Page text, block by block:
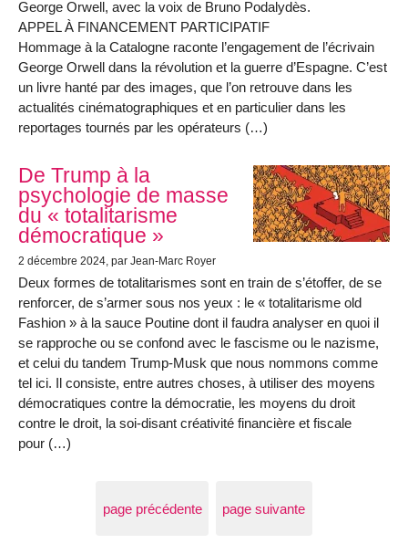
George Orwell, avec la voix de Bruno Podalydès.
APPEL À FINANCEMENT PARTICIPATIF
Hommage à la Catalogne raconte l’engagement de l’écrivain
George Orwell dans la révolution et la guerre d’Espagne. C’est
un livre hanté par des images, que l’on retrouve dans les
actualités cinématographiques et en particulier dans les
reportages tournés par les opérateurs (…)
De Trump à la
psychologie de masse
du « totalitarisme
démocratique »
2 décembre 2024 , par Jean-Marc Royer
Deux formes de totalitarismes sont en train de s’étoffer, de se
renforcer, de s’armer sous nos yeux : le « totalitarisme old
Fashion » à la sauce Poutine dont il faudra analyser en quoi il
se rapproche ou se confond avec le fascisme ou le nazisme,
et celui du tandem Trump-Musk que nous nommons comme
tel ici. Il consiste, entre autres choses, à utiliser des moyens
démocratiques contre la démocratie, les moyens du droit
contre le droit, la soi-disant créativité financière et fiscale
pour (…)
page précédente page suivante